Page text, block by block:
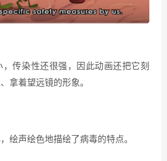
传染性还很强，因此动画还把它刻
拿着望远镜的形象。
绘声绘色地描绘了病毒的特点。